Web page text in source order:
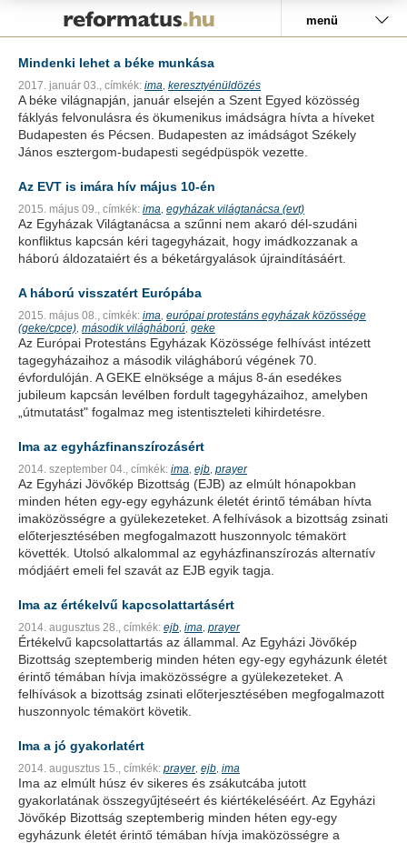
menü
Mindenki lehet a béke munkása
2017. január 03., címkék: ima keresztyénüldözés
A béke világnapján, január elsején a Szent Egyed közösség
fáklyás felvonulásra és ökumenikus imádságra hívta a híveket
Budapesten és Pécsen. Budapesten az imádságot Székely
János esztergom-budapesti segédpüspök vezette.
Az EVT is imára hív május 10-én
2015. május 09., címkék: ima egyházak világtanácsa (evt)
Az Egyházak Világtanácsa a szűnni nem akaró dél-szudáni
konfliktus kapcsán kéri tagegyházait, hogy imádkozzanak a
háború áldozataiért és a béketárgyalások újraindításáért.
A háború visszatért Európába
2015. május 08., címkék: ima európai protestáns egyházak közössége
(geke/cpce) második világháború geke
Az Európai Protestáns Egyházak Közössége felhívást intézett
tagegyházaihoz a második világháború végének 70.
évfordulóján. A GEKE elnöksége a május 8-án esedékes
jubileum kapcsán levélben fordult tagegyházaihoz, amelyben
„útmutatást" fogalmaz meg istentiszteleti kihirdetésre.
Ima az egyházfinanszírozásért
2014. szeptember 04., címkék: ima ejb prayer
Az Egyházi Jövőkép Bizottság (EJB) az elmúlt hónapokban
minden héten egy-egy egyházunk életét érintő témában hívta
imaközösségre a gyülekezeteket. A felhívások a bizottság zsinati
előterjesztésében megfogalmazott huszonnyolc témakört
követték. Utolsó alkalommal az egyházfinanszírozás alternatív
módjáért emeli fel szavát az EJB egyik tagja.
Ima az értékelvű kapcsolattartásért
2014. augusztus 28., címkék: ejb ima prayer
Értékelvű kapcsolattartás az állammal. Az Egyházi Jövőkép
Bizottság szeptemberig minden héten egy-egy egyházunk életét
érintő témában hívja imaközösségre a gyülekezeteket. A
felhívások a bizottság zsinati előterjesztésében megfogalmazott
huszonnyolc témakört követik.
Ima a jó gyakorlatért
2014. augusztus 15., címkék: prayer, ejb ima
Ima az elmúlt húsz év sikeres és zsákutcába jutott
gyakorlatának összegyűjtéseért és kiértékeléséért. Az Egyházi
Jövőkép Bizottság szeptemberig minden héten egy-egy
egyházunk életét érintő témában hívja imaközösségre a